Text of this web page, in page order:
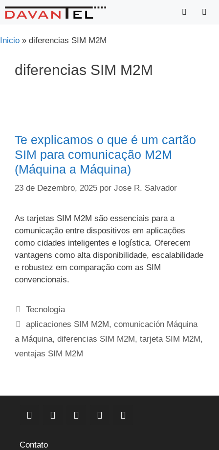
Saltar
para
conteúdo
Inicio » diferencias SIM M2M
diferencias SIM M2M
Te explicamos o que é um cartão
SIM para comunicação M2M
(Máquina a Máquina)
23 de Dezembro, 2025 por Jose R. Salvador
As tarjetas SIM M2M são essenciais para a
comunicação entre dispositivos em aplicações
como cidades inteligentes e logística. Oferecem
vantagens como alta disponibilidade, escalabilidade
e robustez em comparação com as SIM
convencionais.
Categorias
Tecnología
Etiquetas
aplicaciones SIM M2M,comunicación Máquina
a Máquina, diferencias SIM M2M, tarjeta SIM M2M,
ventajas SIM M2M
Contato